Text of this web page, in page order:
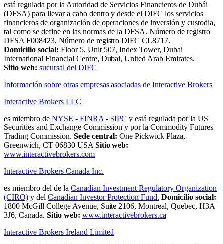
está regulada por la Autoridad de Servicios Financieros de Dubái
(DFSA) para llevar a cabo dentro y desde el DIFC los servicios
financieros de organización de operaciones de inversión y custodia,
tal como se define en las normas de la DFSA. Número de registro
DFSA F008423, Número de registro DIFC CL8717.
Domicilio social: Floor 5, Unit 507, Index Tower, Dubai
International Financial Centre, Dubai, United Arab Emirates.
Sitio web: sucursal del DIFC
Información sobre otras empresas asociadas de Interactive Brokers
Interactive Brokers LLC
es miembro de NYSE - FINRA - SIPC y está regulada por la US
Securities and Exchange Commission y por la Commodity Futures
Trading Commission. Sede central: One Pickwick Plaza,
Greenwich, CT 06830 USA Sitio web:
www.interactivebrokers.com
Interactive Brokers Canada Inc.
es miembro del de la Canadian Investment Regulatory Organization
(CIRO) y del Canadian Investor Protection Fund. Domicilio social:
1800 McGill College Avenue, Suite 2106, Montreal, Quebec, H3A
3J6, Canada. Sitio web: www.interactivebrokers.ca
Interactive Brokers Ireland Limited